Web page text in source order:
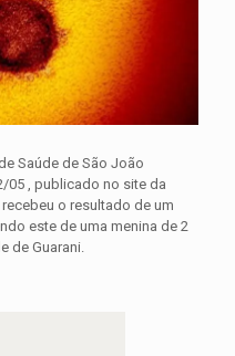
Saúde de São João
05 , publicado no site da
o resultado de um
este de uma menina de 2
de Guarani.